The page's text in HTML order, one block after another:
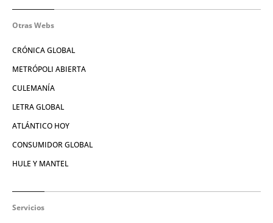
Otras Webs
CRÓNICA GLOBAL
METRÓPOLI ABIERTA
CULEMANÍA
LETRA GLOBAL
ATLÁNTICO HOY
CONSUMIDOR GLOBAL
HULE Y MANTEL
Servicios